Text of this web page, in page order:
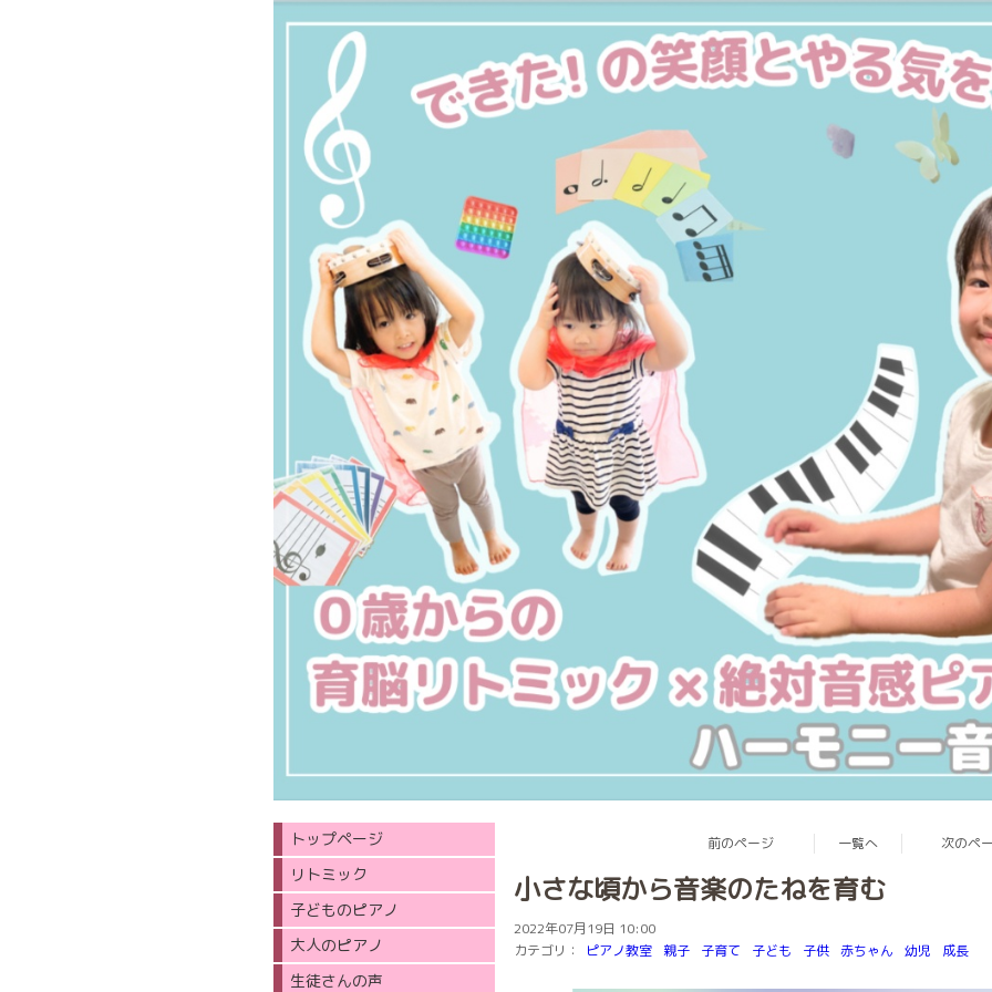
前のページ 一覧へ 次のペ
小さな頃から音楽のたねを育む
2022年07月19日 10:00
カテゴリ：
ピアノ教室 親子 子育て 子ども 子供 赤ちゃん 幼児 成長
トップページ
リトミック
子どものピアノ
大人のピアノ
生徒さんの声